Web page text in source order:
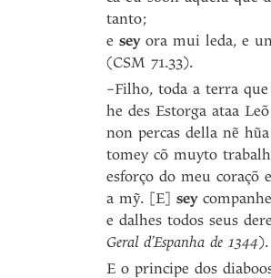
tanto;
eseyora mui leda, e
(CSM 71.33).
–Filho, toda a terra
he des Estorga ataa
non percas della nẽ
tomey cõ muyto
esforço do meu coraçõ
a mỹ. [E]sey
e dalhes todos seus
Geral d’Espanha de 1344).
E o principe dos